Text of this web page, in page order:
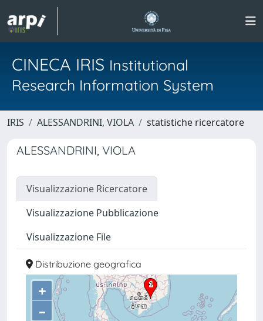
CINECA IRIS Institutional
Research Information System
IRIS ALESSANDRINI, VIOLA statistiche ricercatore
ALESSANDRINI, VIOLA
Visualizzazione Ricercatore
Visualizzazione Pubblicazione
Visualizzazione File
Distribuzione geografica
+
–